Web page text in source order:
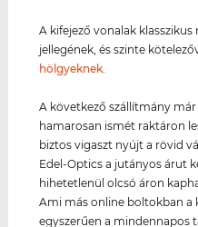
A kifejező vonalak
jellegének, és szinte
hölgyeknek
A következő szállítmány
hamarosan ismét raktáron
biztos vigaszt nyújt a rövid
Edel-Optics a jutányos árut
hihetetlenül olcsó áron
Ami más online boltokban a
egyszerűen a mindennapos